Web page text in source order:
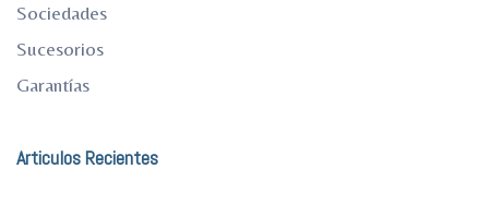
Sociedades
Sucesorios
Garantías
Articulos Recientes